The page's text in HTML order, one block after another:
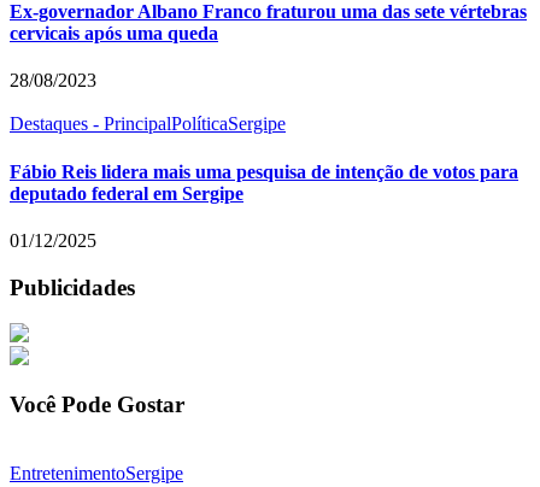
Ex-governador Albano Franco fraturou uma das sete vértebras
cervicais após uma queda
28/08/2023
Destaques - PrincipalPolíticaSergipe
Fábio Reis lidera mais uma pesquisa de intenção de votos para
deputado federal em Sergipe
01/12/2025
Publicidades
Você Pode Gostar
EntretenimentoSergipe